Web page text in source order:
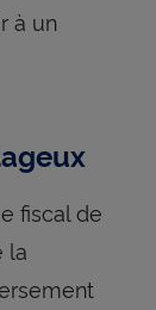
à un
fiscal de
la